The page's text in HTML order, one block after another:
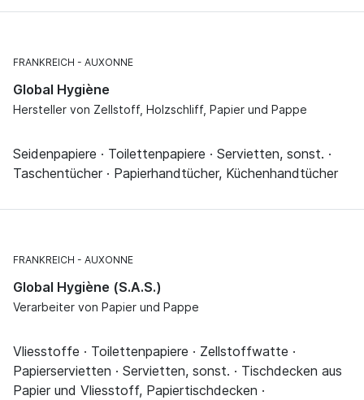
FRANKREICH AUXONNE
Global Hygiène
Hersteller von Zellstoff, Holzschliff, Papier und Pappe
Seidenpapiere · Toilettenpapiere · Servietten, sonst. ·
Taschentücher · Papierhandtücher, Küchenhandtücher
FRANKREICH AUXONNE
Global Hygiène (S.A.S.)
Verarbeiter von Papier und Pappe
Vliesstoffe · Toilettenpapiere · Zellstoffwatte ·
Papierservietten · Servietten, sonst. · Tischdecken aus
Papier und Vliesstoff, Papiertischdecken ·